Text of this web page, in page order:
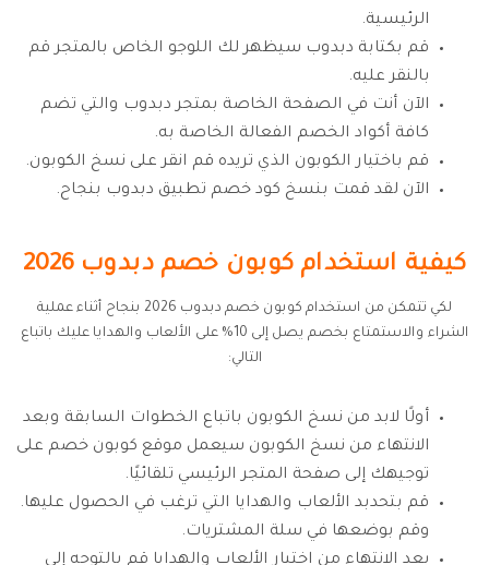
الرئيسية.
قم بكتابة دبدوب سيظهر لك اللوجو الخاص بالمتجر قم
بالنقر عليه.
الآن أنت في الصفحة الخاصة بمتجر دبدوب والتي تضم
كافة أكواد الخصم الفعالة الخاصة به.
قم باختيار الكوبون الذي تريده قم انقر على نسخ الكوبون.
الآن لقد قمت بنسخ كود خصم تطبيق دبدوب بنجاح.
كيفية استخدام كوبون خصم دبدوب 2026
لكي تتمكن من استخدام كوبون خصم دبدوب 2026 بنجاح أثناء عملية
الشراء والاستمتاع بخصم يصل إلى 10% على الألعاب والهدايا عليك باتباع
التالي:
أولًا لابد من نسخ الكوبون باتباع الخطوات السابقة وبعد
الانتهاء من نسخ الكوبون سيعمل موقع كوبون خصم على
توجيهك إلى صفحة المتجر الرئيسي تلقائيًا.
قم بتحدبد الألعاب والهدايا التي ترغب في الحصول عليها.
وقم بوضعها في سلة المشتريات.
بعد الانتهاء من اختيار الألعاب والهدايا قم بالتوجه إلى